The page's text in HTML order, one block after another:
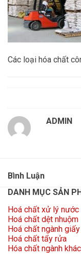
Các loại hóa chất
ADMIN
Bình Luận
DANH MỤC SẢN
Hoá chất xử lý nước
Hoá chất dệt nhuộm
Hoá chất ngành giấy
Hoá chất tẩy rửa
Hóa chất ngành khác